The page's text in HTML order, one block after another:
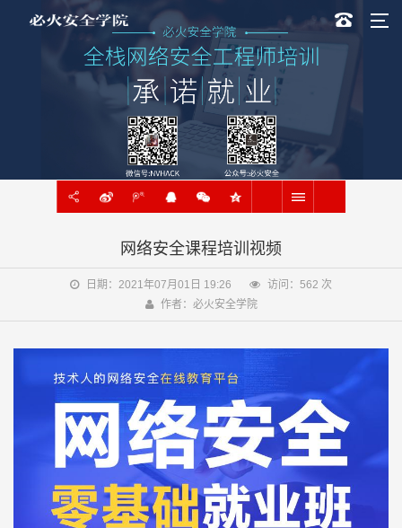
网络安全课程培训视频
日期：2021年07月01日 19:26 访问： 562 次
作者：必火安全学院